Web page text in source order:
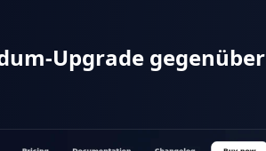
Upgrade gegenüber